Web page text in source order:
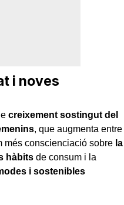
i noves
creixement sostingut del
, que augmenta entre
més conscienciació sobre la
hàbits de consum i la
i sostenibles